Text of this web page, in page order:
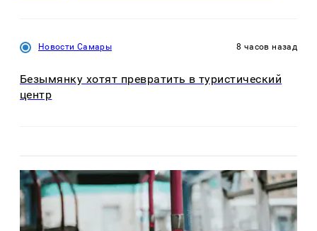
Новости Самары 8 часов назад
Безымянку хотят превратить в туристический
центр